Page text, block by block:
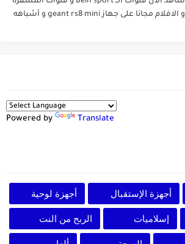
و الافلام مجانا على جهاز geant rs8 mini و أشباهه
Powered by Translate
أجهزة الإستقبال أجهزة لوحية
إسلاميات الربح من النت